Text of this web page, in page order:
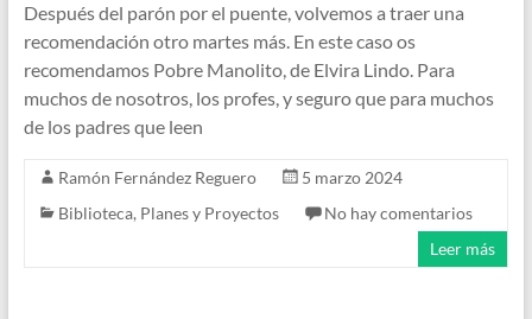
Después del parón por el puente, volvemos a traer una
recomendación otro martes más. En este caso os
recomendamos Pobre Manolito, de Elvira Lindo. Para
muchos de nosotros, los profes, y seguro que para muchos
de los padres que leen
Ramón Fernández Reguero
5 marzo 2024
Biblioteca, Planes y Proyectos
No hay comentarios
Leer más